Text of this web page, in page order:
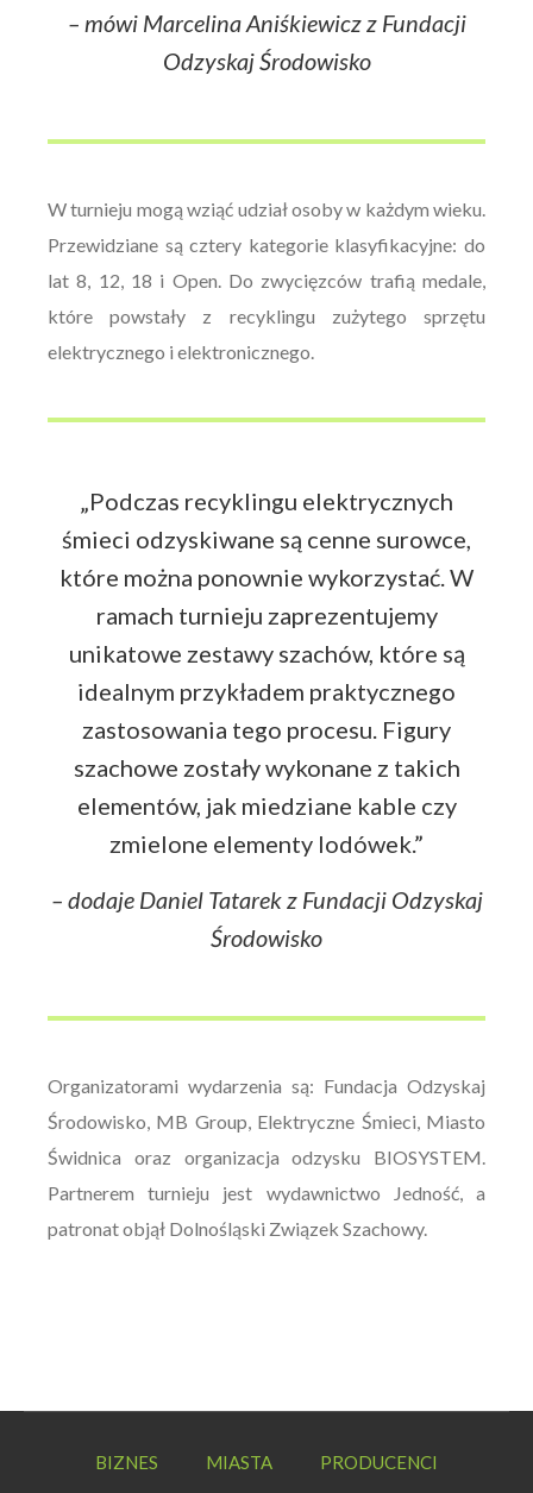
– mówi Marcelina Aniśkiewicz z Fundacji
Odzyskaj Środowisko
W turnieju mogą wziąć udział osoby w każdym wieku.
Przewidziane są cztery kategorie klasyfikacyjne: do
lat 8, 12, 18 i Open. Do zwycięzców trafią medale,
które powstały z recyklingu zużytego sprzętu
elektrycznego i elektronicznego.
„Podczas recyklingu elektrycznych
śmieci odzyskiwane są cenne surowce,
które można ponownie wykorzystać. W
ramach turnieju zaprezentujemy
unikatowe zestawy szachów, które są
idealnym przykładem praktycznego
zastosowania tego procesu. Figury
szachowe zostały wykonane z takich
elementów, jak miedziane kable czy
zmielone elementy lodówek.”
– dodaje Daniel Tatarek z Fundacji Odzyskaj
Środowisko
Organizatorami wydarzenia są: Fundacja Odzyskaj
Środowisko, MB Group, Elektryczne Śmieci, Miasto
Świdnica oraz organizacja odzysku BIOSYSTEM.
Partnerem turnieju jest wydawnictwo Jedność, a
patronat objął Dolnośląski Związek Szachowy.
BIZNES MIASTA PRODUCENCI